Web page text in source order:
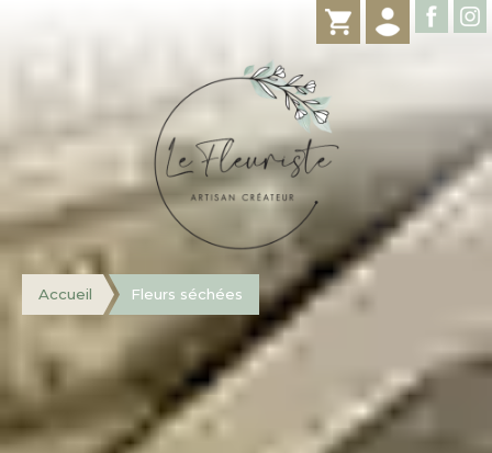
Accueil Fleurs séchées